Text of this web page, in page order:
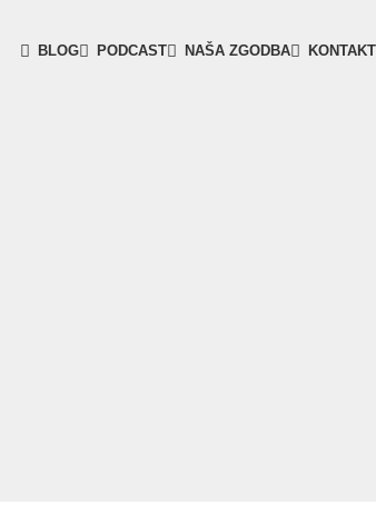
BLOG PODCAST NAŠA ZGODBA KONTAKT